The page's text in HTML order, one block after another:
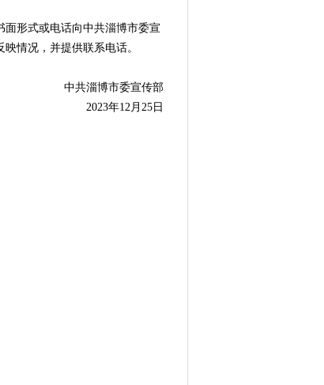
面形式或电话向中共淄博市委宣
情况，并提供联系电话。
中共淄博市委宣传部
2023年12月25日